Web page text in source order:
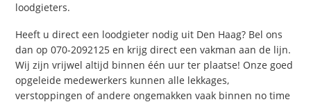
loodgieters.
Heeft u direct een loodgieter nodig uit Den Haag? Bel ons
dan op 070-2092125 en krijg direct een vakman aan de lijn.
Wij zijn vrijwel altijd binnen één uur ter plaatse! Onze goed
opgeleide medewerkers kunnen alle lekkages,
verstoppingen of andere ongemakken vaak binnen no time